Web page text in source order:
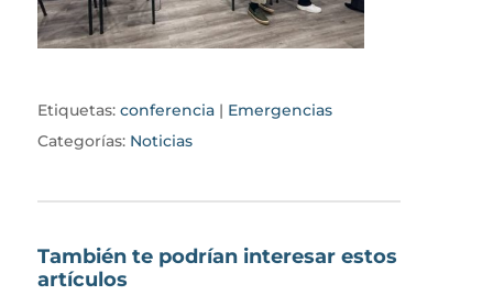
Etiquetas: conferencia| Emergencias
Categorías: Noticias
También te podrían interesar estos
artículos